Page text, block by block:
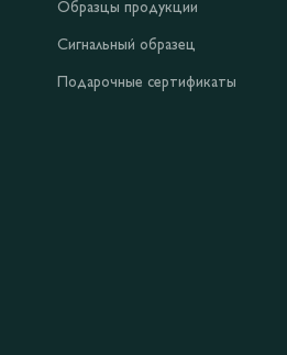
Образцы продукции
Сигнальный образец
Подарочные сертификаты